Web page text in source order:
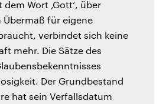
Wort ‚Gott‘, über
für eigene
verbindet sich keine
mehr. Die Sätze des
Der Grundbestand
hat sein Verfallsdatum